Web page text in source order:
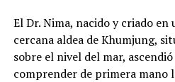
El Dr. Nima, nacido y criado
cercana aldea de Khumjung,
sobre el nivel del mar,
comprender de primera mano